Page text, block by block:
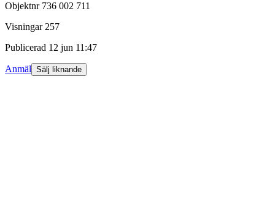
Objektnr 736 002 711
Visningar 257
Publicerad 12 jun 11:47
Anmäl Sälj liknande